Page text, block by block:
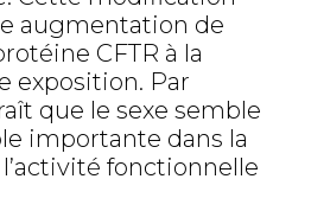
augmentation de
CFTR à la
exposition. Par
que le sexe semble
importante dans la
fonctionnelle